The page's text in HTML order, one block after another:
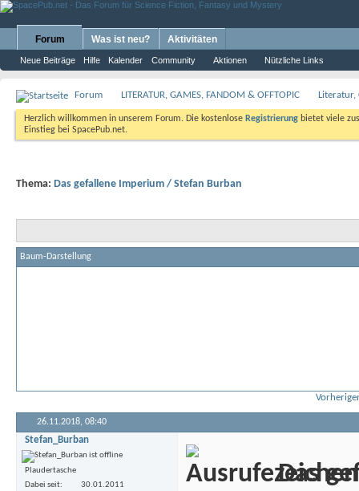
Forum
Neue Beiträge Hilfe Kalender Community Aktionen Nützliche Links
Was ist neu? Aktivitäten
Forum LITERATUR, GAMES, FANDOM & OFFTOPIC Literatur,
Herzlich willkommen in unserem Forum. Die kostenlose Registrierung bietet viele
Einstieg bei SpacePub.net.
Thema: Das gefallene Imperium / Stefan Burban
Baum-Darstellung
26.11.2018, 08:40
Stefan_Burban
Plaudertasche
Dabei seit
30.01.2011
Das